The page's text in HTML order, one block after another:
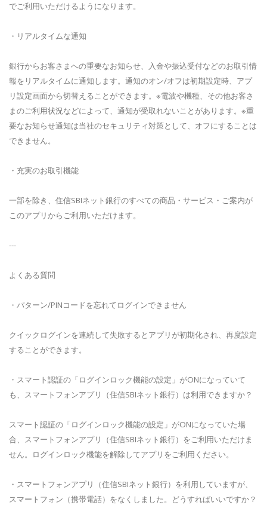
でご利用いただけるようになります。
・リアルタイムな通知
銀行からお客さまへの重要なお知らせ、入金や振込受付などのお取引情
報をリアルタイムに通知します。通知のオン/オフは初期設定時、アプ
リ設定画面から切替えることができます。※電波や機種、その他お客さ
まのご利用状況などによって、通知が受取れないことがあります。※重
要なお知らせ通知は当社のセキュリティ対策として、オフにすることは
できません。
・充実のお取引機能
一部を除き、住信SBIネット銀行のすべての商品・サービス・ご案内が
このアプリからご利用いただけます。
---
よくある質問
・パターン/PINコードを忘れてログインできません
クイックログインを連続して失敗するとアプリが初期化され、再度設定
することができます。
・スマート認証の「ログインロック機能の設定」がONになっていて
も、スマートフォンアプリ（住信SBIネット銀行）は利用できますか？
スマート認証の「ログインロック機能の設定」がONになっていた場
合、スマートフォンアプリ（住信SBIネット銀行）をご利用いただけま
せん。ログインロック機能を解除してアプリをご利用ください。
・スマートフォンアプリ（住信SBIネット銀行）を利用していますが、
スマートフォン（携帯電話）をなくしました。どうすればいいですか？